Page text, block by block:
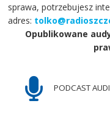
sprawa, potrzebujesz
adres:
Opublikowane
PODCAST